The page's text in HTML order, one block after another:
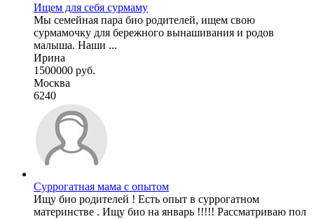
Ищем для себя сурмаму
Мы семейная пара био родителей, ищем свою
сурмамочку для бережного вынашивания и родов
малыша. Наши ...
Ирина
1500000 руб.
Москва
6240
Суррогатная мама с опытом
Ищу био родителей ! Есть опыт в суррогатном
материнстве . Ищу био на январь !!!!! Рассматриваю пол